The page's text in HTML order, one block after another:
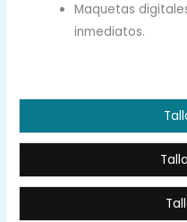
Maquetas
inmediatos.